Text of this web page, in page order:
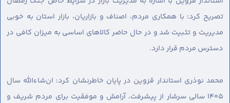
تصریح کرد: با همکاری مردم، اصناف و بازاریان، بازار استان به خوبی
مدیریت و تثبیت شد و در حال حاضر کالاهای اساسی به میزان کافی در
دسترس مردم قرار دارد.
محمد نوذری استاندار قزوین در پایان خاطرنشان کرد: ان‌شاءالله سال
۱۴۰۵ سالی سرشار از پیشرفت، آرامش و موفقیت برای مردم شریف و